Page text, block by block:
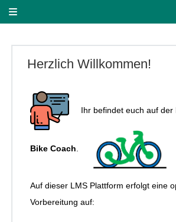
Herzlich Willkommen!
Ihr befindet euch auf der
Bike Coach
Auf dieser LMS Plattform erfolgt eine
Vorbereitung auf: